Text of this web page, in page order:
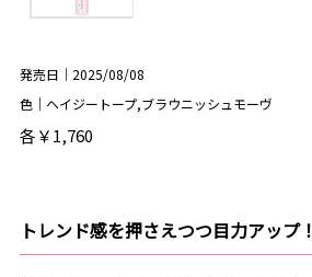
発売日｜2025/08/08
色｜ヘイジートープ,ブラウニッシュモーヴ
各￥1,760
トレンド感を押さえつつ目力アップ！